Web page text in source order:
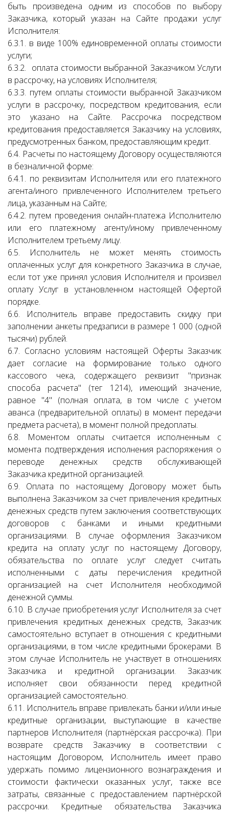
быть произведена одним из способов по выбору
Заказчика, который указан на Сайте продажи услуг
Исполнителя:
6.3.1. в виде 100% единовременной оплаты стоимости
услуги;
6.3.2. оплата стоимости выбранной Заказчиком Услуги
в рассрочку, на условиях Исполнителя;
6.3.3. путем оплаты стоимости выбранной Заказчиком
услуги в рассрочку, посредством кредитования, если
это указано на Сайте. Рассрочка посредством
кредитования предоставляется Заказчику на условиях,
предусмотренных банком, предоставляющим кредит.
6.4. Расчеты по настоящему Договору осуществляются
в безналичной форме:
6.4.1. по реквизитам Исполнителя или его платежного
агента/иного привлеченного Исполнителем третьего
лица, указанным на Сайте;
6.4.2. путем проведения онлайн-платежа Исполнителю
или его платежному агенту/иному привлеченному
Исполнителем третьему лицу.
6.5. Исполнитель не может менять стоимость
оплаченных услуг для конкретного Заказчика в случае,
если тот уже принял условия Исполнителя и произвел
оплату Услуг в установленном настоящей Офертой
порядке.
6.6. Исполнитель вправе предоставить скидку при
заполнении анкеты предзаписи в размере 1 000 (одной
тысячи) рублей.
6.7. Согласно условиям настоящей Оферты Заказчик
дает согласие на формирование только одного
кассового чека, содержащего реквизит "признак
способа расчета" (тег 1214), имеющий значение,
равное "4" (полная оплата, в том числе с учетом
аванса (предварительной оплаты) в момент передачи
предмета расчета), в момент полной предоплаты.
6.8. Моментом оплаты считается исполненным с
момента подтверждения исполнения распоряжения о
переводе денежных средств обслуживающей
Заказчика кредитной организацией.
6.9. Оплата по настоящему Договору может быть
выполнена Заказчиком за счет привлечения кредитных
денежных средств путем заключения соответствующих
договоров с банками и иными кредитными
организациями. В случае оформления Заказчиком
кредита на оплату услуг по настоящему Договору,
обязательства по оплате услуг следует считать
исполненными с даты перечисления кредитной
организацией на счет Исполнителя необходимой
денежной суммы.
6.10. В случае приобретения услуг Исполнителя за счет
привлечения кредитных денежных средств, Заказчик
самостоятельно вступает в отношения с кредитными
организациями, в том числе кредитными брокерами. В
этом случае Исполнитель не участвует в отношениях
Заказчика и кредитной организации. Заказчик
исполняет свои обязанности перед кредитной
организацией самостоятельно.
6.11. Исполнитель вправе привлекать банки и/или иные
кредитные организации, выступающие в качестве
партнеров Исполнителя (партнёрская рассрочка). При
возврате средств Заказчику в соответствии с
настоящим Договором, Исполнитель имеет право
удержать помимо лицензионного вознаграждения и
стоимости фактически оказанных услуг, также все
затраты, связанные с предоставлением партнёрской
рассрочки. Кредитные обязательства Заказчика